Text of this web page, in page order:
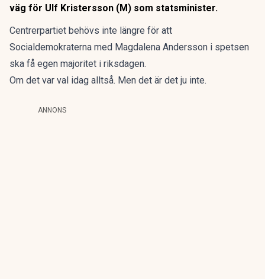
väg för Ulf Kristersson (M) som statsminister.
Centrerpartiet behövs inte längre för att
Socialdemokraterna med Magdalena Andersson i spetsen
ska få egen majoritet i riksdagen.
Om det var val idag alltså. Men det är det ju inte.
ANNONS